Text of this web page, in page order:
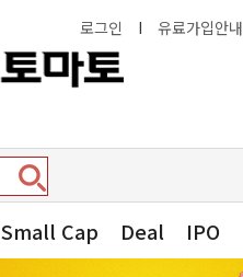
로그인 I 유료가입안내
Small Cap Deal IPO